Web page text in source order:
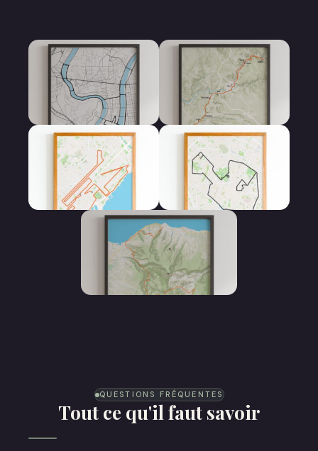
Affiche 10 km Affiche 100 km
Affiche Marathon
Affiche Semi
Marathon
QUESTIONS FRÉQUENTES
Tout ce qu'il faut savoir